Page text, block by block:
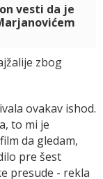
vesti da je
zbog
ovakav ishod.
to mi je
da gledam,
pre šest
presude - rekla